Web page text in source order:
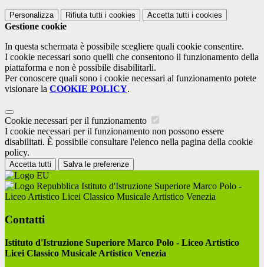
Personalizza Rifiuta tutti i cookies Accetta tutti i cookies
Gestione cookie
In questa schermata è possibile scegliere quali cookie consentire.
I cookie necessari sono quelli che consentono il funzionamento della
piattaforma e non è possibile disabilitarli.
Per conoscere quali sono i cookie necessari al funzionamento potete
visionare la COOKIE POLICY.
Cookie necessari per il funzionamento
I cookie necessari per il funzionamento non possono essere
disabilitati. È possibile consultare l'elenco nella pagina della cookie
policy.
Accetta tutti Salva le preferenze
Istituto d'Istruzione Superiore Marco Polo -
Liceo Artistico Licei Classico Musicale Artistico Venezia
Contatti
Istituto d'Istruzione Superiore Marco Polo - Liceo Artistico
Licei Classico Musicale Artistico Venezia